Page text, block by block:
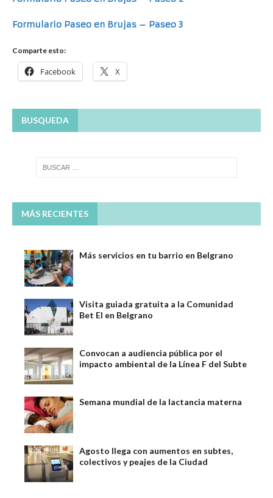
Formulario Paseo en Brujas – Paseo 3
Comparte esto:
Facebook X
BUSQUEDA
MÁS RECIENTES
Más servicios en tu barrio en Belgrano
Visita guiada gratuita a la Comunidad
Bet El en Belgrano
Convocan a audiencia pública por el
impacto ambiental de la Línea F del Subte
Semana mundial de la lactancia materna
Agosto llega con aumentos en subtes,
colectivos y peajes de la Ciudad